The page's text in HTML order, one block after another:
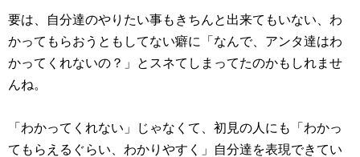
要は、自分達のやりたい事もきちんと出来てもいない、わ
かってもらおうともしてない癖に「なんで、アンタ達はわ
かってくれないの？」とスネてしまってたのかもしれませ
んね。
「わかってくれない」じゃなくて、初見の人にも「わかっ
てもらえるぐらい、わかりやすく」自分達を表現できてい